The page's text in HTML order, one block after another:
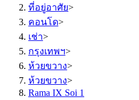
ที่อยู่อาศัย>
คอนโด>
เช่า>
กรุงเทพฯ>
ห้วยขวาง>
ห้วยขวาง>
Rama IX Soi 1